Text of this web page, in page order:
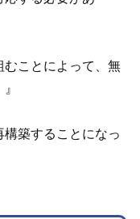
むことによって、無
構築することになっ